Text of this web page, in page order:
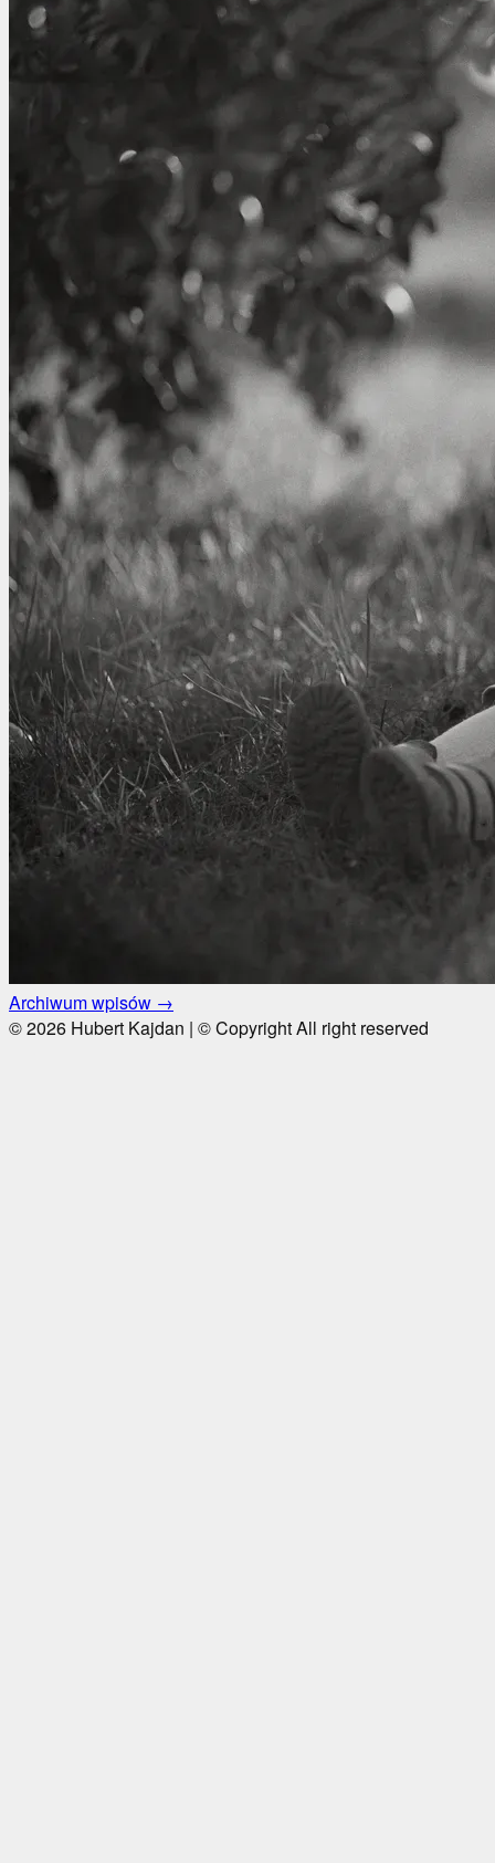
Archiwum wpisów →
© 2026 Hubert Kajdan | © Copyright All right reserved